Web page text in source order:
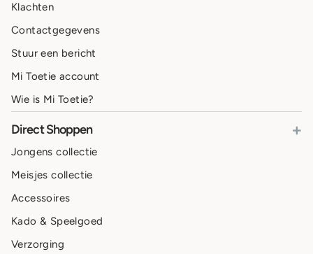
Klachten
Contactgegevens
Stuur een bericht
Mi Toetie account
Wie is Mi Toetie?
Direct Shoppen +
Jongens collectie
Meisjes collectie
Accessoires
Kado & Speelgoed
Verzorging